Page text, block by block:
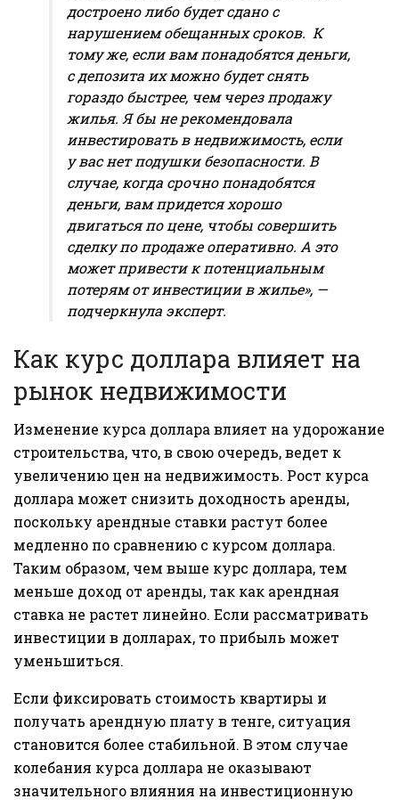
достроено либо будет сдано с
нарушением обещанных сроков. К
тому же, если вам понадобятся деньги,
с депозита их можно будет снять
гораздо быстрее, чем через продажу
жилья. Я бы не рекомендовала
инвестировать в недвижимость, если
у вас нет подушки безопасности. В
случае, когда срочно понадобятся
деньги, вам придется хорошо
двигаться по цене, чтобы совершить
сделку по продаже оперативно. А это
может привести к потенциальным
потерям от инвестиции в жилье», —
подчеркнула эксперт.
Как курс доллара влияет на
рынок недвижимости
Изменение курса доллара влияет на удорожание
строительства, что, в свою очередь, ведет к
увеличению цен на недвижимость. Рост курса
доллара может снизить доходность аренды,
поскольку арендные ставки растут более
медленно по сравнению с курсом доллара.
Таким образом, чем выше курс доллара, тем
меньше доход от аренды, так как арендная
ставка не растет линейно. Если рассматривать
инвестиции в долларах, то прибыль может
уменьшиться.
Если фиксировать стоимость квартиры и
получать арендную плату в тенге, ситуация
становится более стабильной. В этом случае
колебания курса доллара не оказывают
значительного влияния на инвестиционную